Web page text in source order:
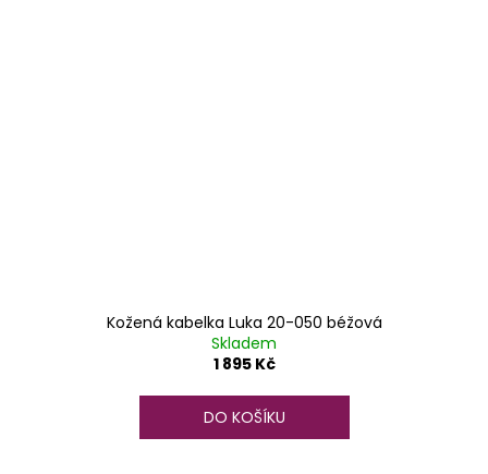
Kožená kabelka Luka 20-050 béžová
Skladem
1 895 Kč
DO KOŠÍKU